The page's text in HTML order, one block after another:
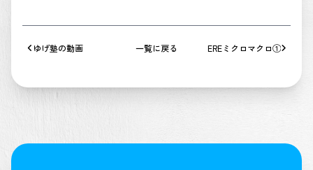
ゆげ塾の動画 一覧に戻る EREミクロマクロ①